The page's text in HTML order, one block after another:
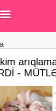
-